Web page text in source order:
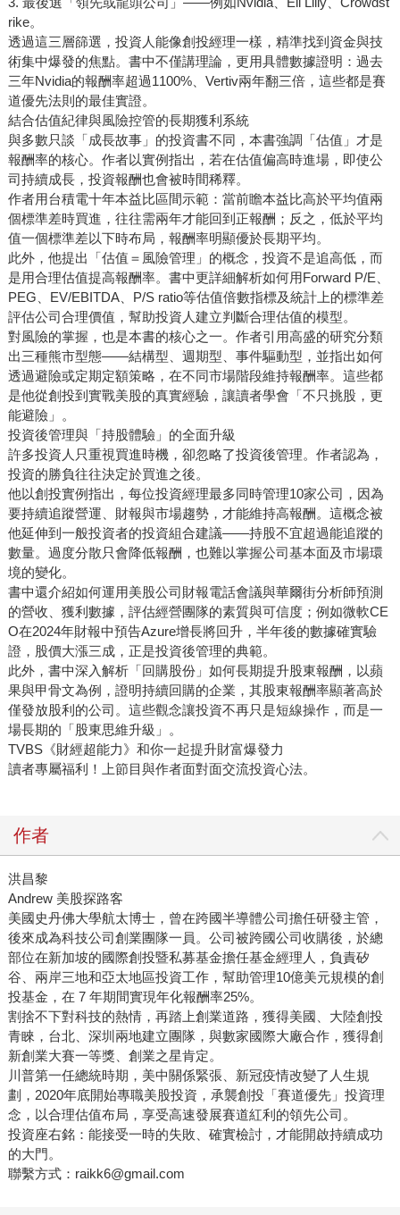
rike。
透過這三層篩選，投資人能像創投經理一樣，精準找到資金與技
術集中爆發的焦點。書中不僅講理論，更用具體數據證明：過去
三年Nvidia的報酬率超過1100%、Vertiv兩年翻三倍，這些都是賽
道優先法則的最佳實證。
結合估值紀律與風險控管的長期獲利系統
與多數只談「成長故事」的投資書不同，本書強調「估值」才是
報酬率的核心。作者以實例指出，若在估值偏高時進場，即使公
司持續成長，投資報酬也會被時間稀釋。
作者用台積電十年本益比區間示範：當前瞻本益比高於平均值兩
個標準差時買進，往往需兩年才能回到正報酬；反之，低於平均
值一個標準差以下時布局，報酬率明顯優於長期平均。
此外，他提出「估值＝風險管理」的概念，投資不是追高低，而
是用合理估值提高報酬率。書中更詳細解析如何用Forward P/E、
PEG、EV/EBITDA、P/S ratio等估值倍數指標及統計上的標準差
評估公司合理價值，幫助投資人建立判斷合理估值的模型。
對風險的掌握，也是本書的核心之一。作者引用高盛的研究分類
出三種熊市型態——結構型、週期型、事件驅動型，並指出如何
透過避險或定期定額策略，在不同市場階段維持報酬率。這些都
是他從創投到實戰美股的真實經驗，讓讀者學會「不只挑股，更
能避險」。
投資後管理與「持股體驗」的全面升級
許多投資人只重視買進時機，卻忽略了投資後管理。作者認為，
投資的勝負往往決定於買進之後。
他以創投實例指出，每位投資經理最多同時管理10家公司，因為
要持續追蹤營運、財報與市場趨勢，才能維持高報酬。這概念被
他延伸到一般投資者的投資組合建議——持股不宜超過能追蹤的
數量。過度分散只會降低報酬，也難以掌握公司基本面及市場環
境的變化。
書中還介紹如何運用美股公司財報電話會議與華爾街分析師預測
的營收、獲利數據，評估經營團隊的素質與可信度；例如微軟CE
O在2024年財報中預告Azure增長將回升，半年後的數據確實驗
證，股價大漲三成，正是投資後管理的典範。
此外，書中深入解析「回購股份」如何長期提升股東報酬，以蘋
果與甲骨文為例，證明持續回購的企業，其股東報酬率顯著高於
僅發放股利的公司。這些觀念讓投資不再只是短線操作，而是一
場長期的「股東思維升級」。
TVBS《財經超能力》和你一起提升財富爆發力
讀者專屬福利！上節目與作者面對面交流投資心法。
作者
洪昌黎
Andrew 美股探路客
美國史丹佛大學航太博士，曾在跨國半導體公司擔任研發主管，
後來成為科技公司創業團隊一員。公司被跨國公司收購後，於總
部位在新加坡的國際創投暨私募基金擔任基金經理人，負責矽
谷、兩岸三地和亞太地區投資工作，幫助管理10億美元規模的創
投基金，在 7 年期間實現年化報酬率25%。
割捨不下對科技的熱情，再踏上創業道路，獲得美國、大陸創投
青睞，台北、深圳兩地建立團隊，與數家國際大廠合作，獲得創
新創業大賽一等獎、創業之星肯定。
川普第一任總統時期，美中關係緊張、新冠疫情改變了人生規
劃，2020年底開始專職美股投資，承襲創投「賽道優先」投資理
念，以合理估值布局，享受高速發展賽道紅利的領先公司。
投資座右銘：能接受一時的失敗、確實檢討，才能開啟持續成功
的大門。
聯繫方式：raikk6@gmail.com